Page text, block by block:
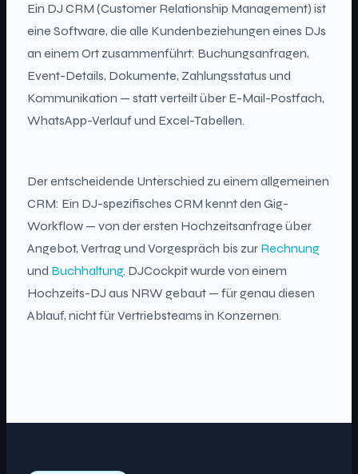
Ein DJ CRM (Customer Relationship Management) ist
eine Software, die alle Kundenbeziehungen eines DJs
an einem Ort zusammenführt: Buchungsanfragen,
Event-Details, Dokumente, Zahlungsstatus und
Kommunikation — statt verteilt über E-Mail-Postfach,
WhatsApp-Verlauf und Excel-Tabellen.
Der entscheidende Unterschied zu einem allgemeinen
CRM: Ein DJ-spezifisches CRM kennt den Gig-
Workflow — von der ersten Hochzeitsanfrage über
Angebot, Vertrag und Vorgespräch bis zur Rechnung
und Buchhaltung. DJCockpit wurde von einem
Hochzeits-DJ aus NRW gebaut — für genau diesen
Ablauf, nicht für Vertriebsteams in Konzernen.